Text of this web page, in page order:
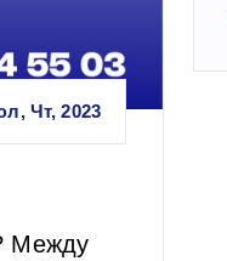
Чт, 2023
Между